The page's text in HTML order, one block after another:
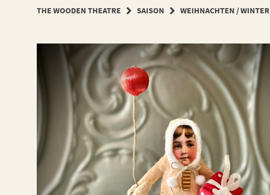
THE WOODEN THEATRE SAISON WEIHNACHTEN / WINTER